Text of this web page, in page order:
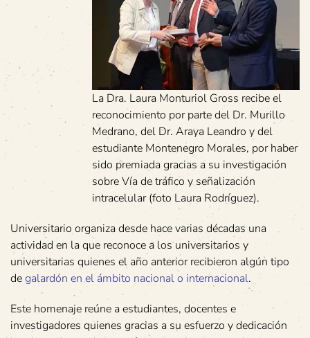
La Dra. Laura Monturiol Gross recibe el
reconocimiento por parte del Dr. Murillo
Medrano, del Dr. Araya Leandro y del
estudiante Montenegro Morales, por haber
sido premiada gracias a su investigación
sobre Vía de tráfico y señalización
intracelular (foto Laura Rodríguez).
Universitario organiza desde hace varias décadas una
actividad en la que reconoce a los universitarios y
universitarias quienes el año anterior recibieron algún tipo
degalardón en el ámbito nacional o internacional.
Este homenaje reúne a estudiantes, docentes e
investigadores quienes gracias a su esfuerzo y dedicación